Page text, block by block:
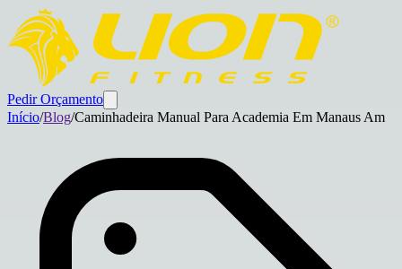
Pedir Orçamento
Início/Blog/Caminhadeira Manual Para Academia Em Manaus Am